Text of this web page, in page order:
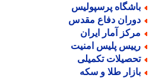
پرسپولیس
دفاع مقدس
آمار ایران
پلیس امنیت
تکمیلی
طلا و سکه